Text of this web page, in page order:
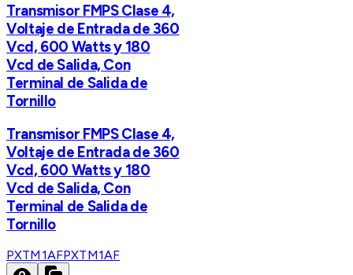
Transmisor FMPS Clase 4,
Voltaje de Entrada de 360
Vcd, 600 Watts y 180
Vcd de Salida, Con
Terminal de Salida de
Tornillo
Transmisor FMPS Clase 4,
Voltaje de Entrada de 360
Vcd, 600 Watts y 180
Vcd de Salida, Con
Terminal de Salida de
Tornillo
PXTM1AFPXTM1AF